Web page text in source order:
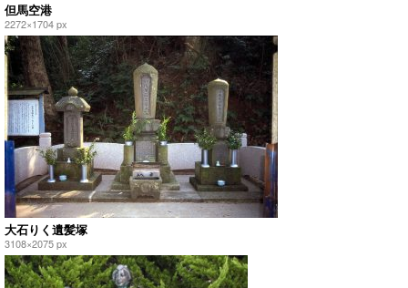
但馬空港
2272×1704 px
大石りく遺髪塚
3108×2075 px